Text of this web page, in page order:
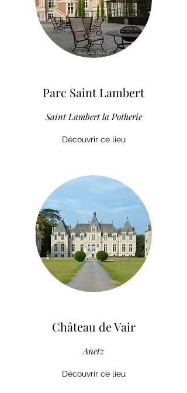
Parc Saint Lambert
Saint Lambert la Potherie
Découvrir ce lieu
Château de Vair
Anetz
Découvrir ce lieu